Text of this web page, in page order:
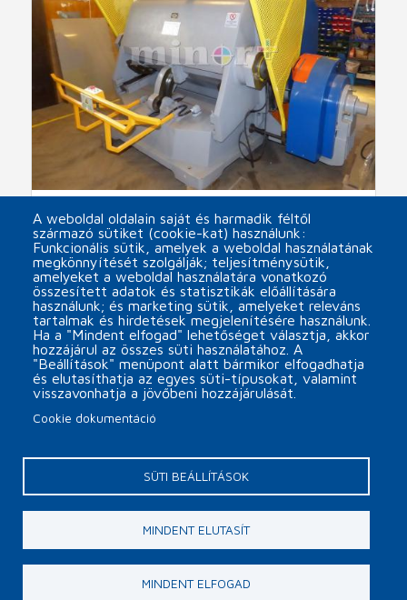
ML-1500 new handfed die cutter
arrow_forward
Pagination
CURRENT
PAGE
1
PAGE
2
PAGE
3
A weboldal oldalain saját és harmadik féltől
származó sütiket (cookie-kat) használunk:
Funkcionális sütik, amelyek a weboldal használatának
megkönnyítését szolgálják; teljesítménysütik,
amelyeket a weboldal használatára vonatkozó
összesített adatok és statisztikák előállítására
használunk; és marketing sütik, amelyeket releváns
tartalmak és hirdetések megjelenítésére használunk.
Ha a "Mindent elfogad" lehetőséget választja, akkor
hozzájárul az összes süti használatához. A
"Beállítások" menüpont alatt bármikor elfogadhatja
és elutasíthatja az egyes süti-típusokat, valamint
visszavonhatja a jövőbeni hozzájárulását.
Cookie dokumentáció
SÜTI BEÁLLÍTÁSOK
MINDENT ELUTASÍT
MINDENT ELFOGAD
PätaContact Cookie settings
Copyright © 2026 MINOR Plus, s.r.o.
webdesign by
EGM